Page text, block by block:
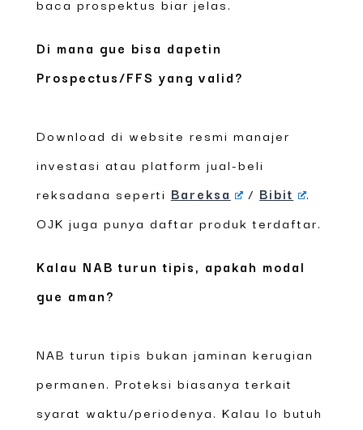
Di mana gue bisa dapetin
Prospectus/FFS yang valid?
Download di website resmi manajer
investasi atau platform jual-beli
reksadana seperti Bareksa / Bibit
.
OJK juga punya daftar produk terdaftar.
Kalau NAB turun tipis, apakah modal
gue aman?
NAB turun tipis bukan jaminan kerugian
permanen. Proteksi biasanya terkait
syarat waktu/periodenya. Kalau lo butuh